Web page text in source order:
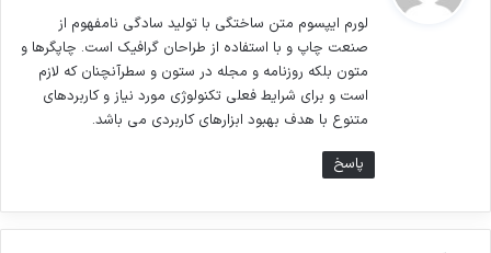
تکنولوژی مورد نیاز و کاربردهای متنوع با هدف بهبود
ابزارهای کاربردی می باشد.
:
لورم ایپسوم متن ساختگی با تولید سادگی نامفهوم از
صنعت چاپ و با استفاده از طراحان گرافیک است. چاپگرها و
متون بلکه روزنامه و مجله در ستون و سطرآنچنان که لازم
است و برای شرایط فعلی تکنولوژی مورد نیاز و کاربردهای
متنوع با هدف بهبود ابزارهای کاربردی می باشد.
پاسخ